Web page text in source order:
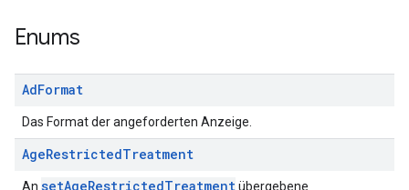
Enums
AdFormat
Das Format der angeforderten Anzeige.
AgeRestrictedTreatment
An setAgeRestrictedTreatmentübergebene